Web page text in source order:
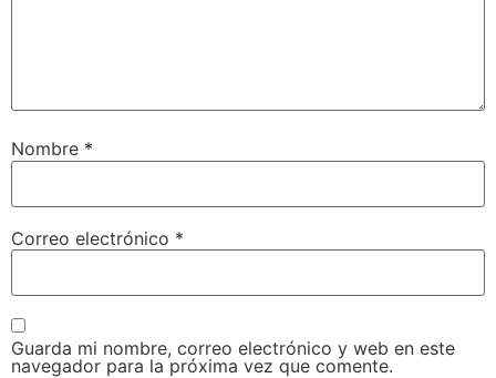
Nombre *
Correo electrónico *
Guarda mi nombre, correo electrónico y web en este
navegador para la próxima vez que comente.